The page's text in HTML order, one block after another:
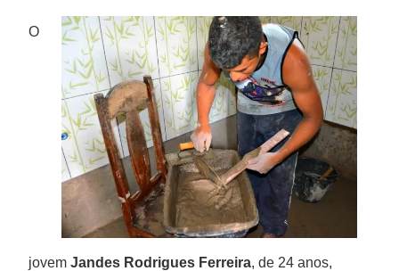
O
jovem Jandes Rodrigues Ferreira, de 24 anos,